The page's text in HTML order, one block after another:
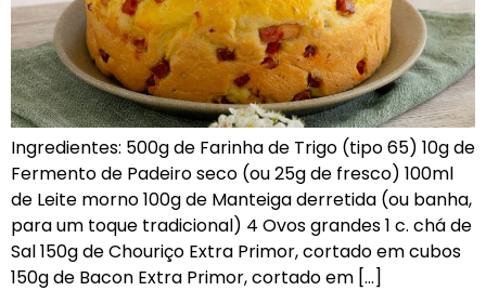
Ingredientes: 500g de Farinha de Trigo (tipo 65) 10g de
Fermento de Padeiro seco (ou 25g de fresco) 100ml
de Leite morno 100g de Manteiga derretida (ou banha,
para um toque tradicional) 4 Ovos grandes 1 c. chá de
Sal 150g de Chouriço Extra Primor, cortado em cubos
150g de Bacon Extra Primor, cortado em […]